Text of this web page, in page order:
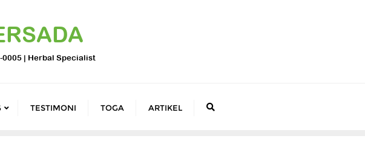
0005 | Herbal Specialist
TESTIMONI TOGA ARTIKEL